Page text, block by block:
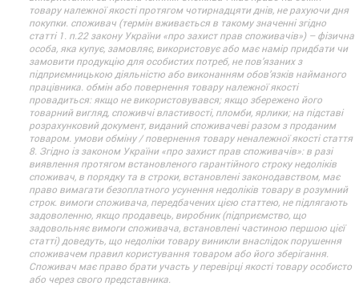
товару належної якості протягом чотирнадцяти днів, не рахуючи дня
покупки. споживач (термін вживається в такому значенні згідно
статті 1. п.22 закону України «про захист прав споживачів») – фізична
особа, яка купує, замовляє, використовує або має намір придбати чи
замовити продукцію для особистих потреб, не пов’язаних з
підприємницькою діяльністю або виконанням обов’язків найманого
працівника. обмін або повернення товару належної якості
провадиться: якщо не використовувався; якщо збережено його
товарний вигляд, споживчі властивості, пломби, ярлики; на підставі
розрахунковий документ, виданий споживачеві разом з проданим
товаром. умови обміну / повернення товару неналежної якості стаття
8. Згідно із законом України «про захист прав споживачів»: в разі
виявлення протягом встановленого гарантійного строку недоліків
споживач, в порядку та в строки, встановлені законодавством, має
право вимагати безоплатного усунення недоліків товару в розумний
строк. вимоги споживача, передбачених цією статтею, не підлягають
задоволенню, якщо продавець, виробник (підприємство, що
задовольняє вимоги споживача, встановлені частиною першою цієї
статті) доведуть, що недоліки товару виникли внаслідок порушення
споживачем правил користування товаром або його зберігання.
Споживач має право брати участь у перевірці якості товару особисто
або через свого представника.